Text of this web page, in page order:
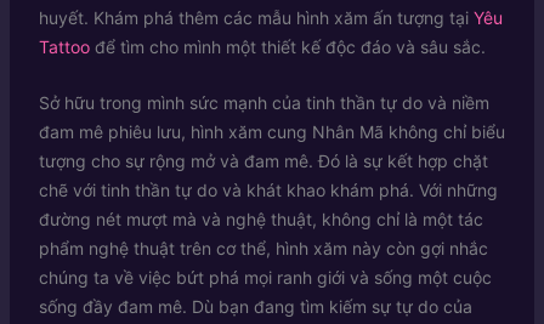
huyết. Khám phá thêm các mẫu hình xăm ấn tượng tại Yêu
Tattoođể tìm cho mình một thiết kế độc đáo và sâu sắc.
Sở hữu trong mình sức mạnh của tinh thần tự do và niềm
đam mê phiêu lưu, hình xăm cung Nhân Mã không chỉ biểu
tượng cho sự rộng mở và đam mê. Đó là sự kết hợp chặt
chẽ với tinh thần tự do và khát khao khám phá. Với những
đường nét mượt mà và nghệ thuật, không chỉ là một tác
phẩm nghệ thuật trên cơ thể, hình xăm này còn gợi nhắc
chúng ta về việc bứt phá mọi ranh giới và sống một cuộc
sống đầy đam mê. Dù bạn đang tìm kiếm sự tự do của